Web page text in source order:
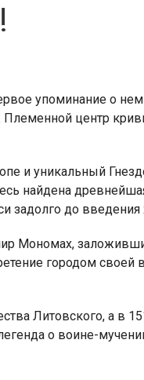
Летняя
упоминание о нем
центр
и уникальный
найдена
задолго до введения
Мономах,
городом
Литовского, а в
о воине-